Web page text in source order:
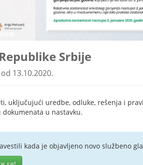
Srbije
13.10.2020.
uključujući uredbe, odluke, rešenja i
u nastavku.
kada je objavljeno novo službeno